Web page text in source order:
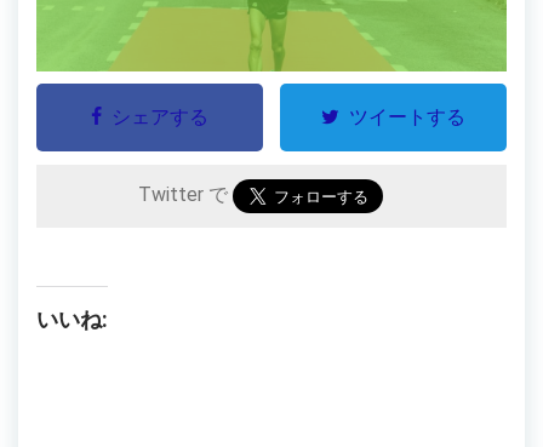
シェアする ツイートする
Twitter で
いいね: